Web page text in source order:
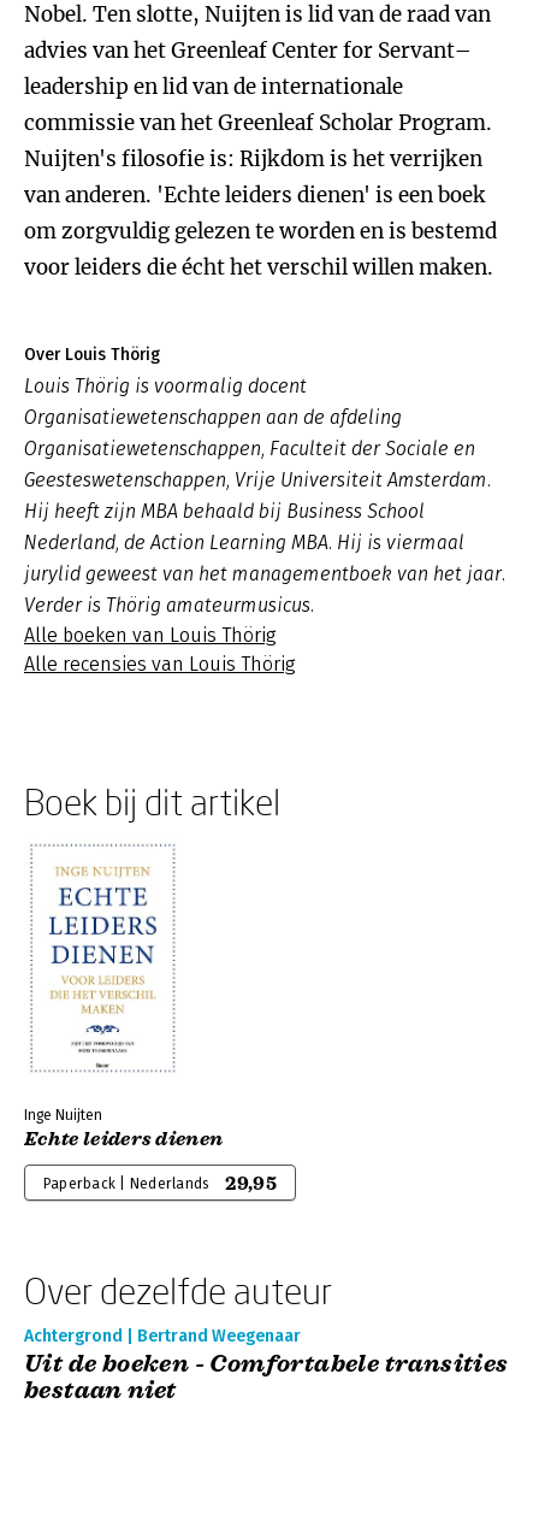
Nobel. Ten slotte, Nuijten is lid van de raad van
advies van het Greenleaf Center for Servant–
leadership en lid van de internationale
commissie van het Greenleaf Scholar Program.
Nuijten's filosofie is: Rijkdom is het verrijken
van anderen. 'Echte leiders dienen' is een boek
om zorgvuldig gelezen te worden en is bestemd
voor leiders die écht het verschil willen maken.
Over Louis Thörig
Louis Thörig is voormalig docent
Organisatiewetenschappen aan de afdeling
Organisatiewetenschappen, Faculteit der Sociale en
Geesteswetenschappen, Vrije Universiteit Amsterdam.
Hij heeft zijn MBA behaald bij Business School
Nederland, de Action Learning MBA. Hij is viermaal
jurylid geweest van het managementboek van het jaar.
Verder is Thörig amateurmusicus.
Alle boeken van Louis Thörig
Alle recensies van Louis Thörig
Boek bij dit artikel
Inge Nuijten
Echte leiders dienen
Paperback | Nederlands 29,95
Over dezelfde auteur
Achtergrond | Bertrand Weegenaar
Uit de boeken - Comfortabele transities
bestaan niet